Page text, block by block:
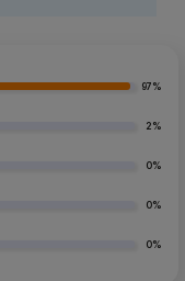
97%
2%
0%
0%
0%